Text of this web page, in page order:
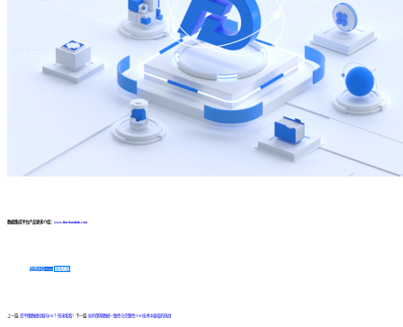
数据集成平台产品更多介绍： www.finedatalink.com
免费体验Demo 咨询方案
上一篇: 还不懂数据挖掘与ETL？快来看看！ 下一篇: 如何保障数据一致性与完整性?ETL技术中面临的挑战